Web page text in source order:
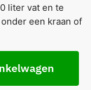
liter vat en te
een kraan of